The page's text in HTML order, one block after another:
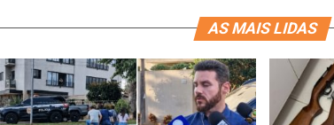
AS MAIS LIDAS